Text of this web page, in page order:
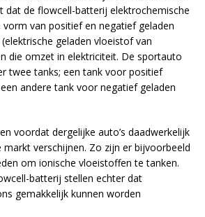
dat de flowcell-batterij elektrochemische
van positief en negatief geladen
geladen vloeistof van
die omzet in elektriciteit. De sportauto
twee tanks; een tank voor positief
andere tank voor negatief geladen
voordat dergelijke auto’s daadwerkelijk
markt verschijnen. Zo zijn er bijvoorbeeld
om ionische vloeistoffen te tanken.
batterij stellen echter dat
gemakkelijk kunnen worden